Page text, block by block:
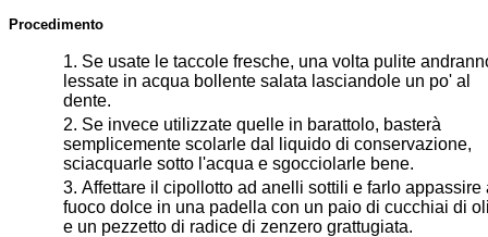
Procedimento
Se usate le taccole fresche, una volta pulite
lessate in acqua bollente salata lasciandole un po' al
dente.
Se invece utilizzate quelle in barattolo, basterà
semplicemente scolarle dal liquido di conservazione,
sciacquarle sotto l'acqua e sgocciolarle bene.
Affettare il cipollotto ad anelli sottili e farlo appassire
fuoco dolce in una padella con un paio di cucchiai di
e un pezzetto di radice di zenzero grattugiata.